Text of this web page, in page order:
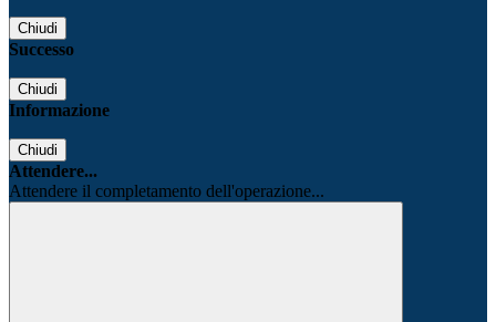
Chiudi
Successo
Chiudi
Informazione
Chiudi
Attendere...
Attendere il completamento dell'operazione...